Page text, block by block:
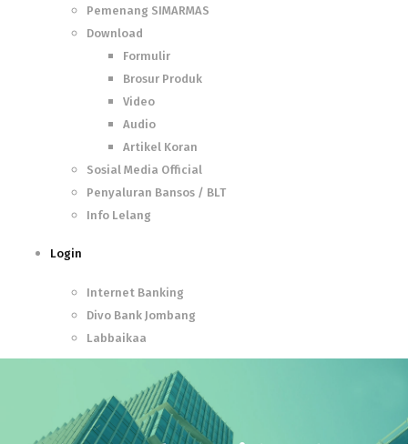
Pemenang SIMARMAS
Download
Formulir
Brosur Produk
Video
Audio
Artikel Koran
Sosial Media Official
Penyaluran Bansos / BLT
Info Lelang
Login
Internet Banking
Divo Bank Jombang
Labbaikaa